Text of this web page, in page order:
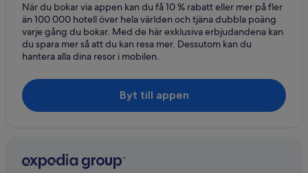
När du bokar via appen kan du få 10 % rabatt eller mer på fler
än 100 000 hotell över hela världen och tjäna dubbla poäng
varje gång du bokar. Med de här exklusiva erbjudandena kan
du spara mer så att du kan resa mer. Dessutom kan du
hantera alla dina resor i mobilen.
Byt till appen